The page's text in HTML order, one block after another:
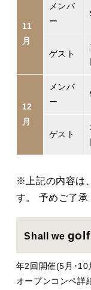
11
月
メンバ
ー
ゲスト
12
月
メンバ
ー
ゲスト
※上記の内容は
す。 予めご了承
Shall we golf
年2回開催(5月･10
オープンコンペ詳